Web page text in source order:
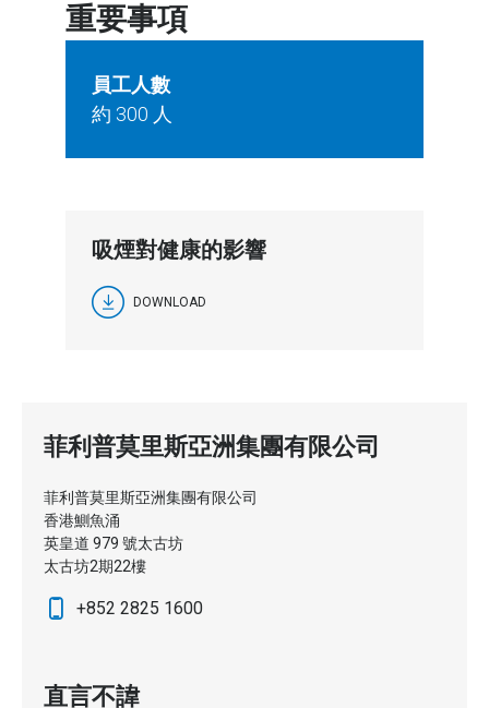
重要事項
員工人數
約 300 人
吸煙對健康的影響
DOWNLOAD
菲利普莫里斯亞洲集團有限公司
菲利普莫里斯亞洲集團有限公司
香港鰂魚涌
英皇道 979 號太古坊
太古坊2期22樓
+852 2825 1600
直言不諱